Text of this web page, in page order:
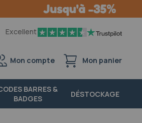
Excellent
Mon compte Mon panier
BARRES &
BADGES
DÉSTOCKAGE